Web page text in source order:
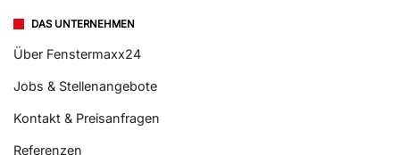
DAS UNTERNEHMEN
Über Fenstermaxx24
Jobs & Stellenangebote
Kontakt & Preisanfragen
Referenzen